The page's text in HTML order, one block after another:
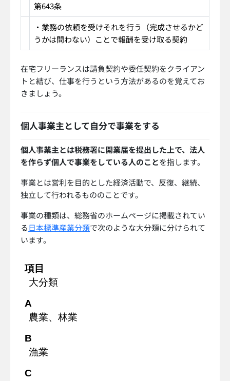
第643条
・業務の依頼を受けそれを行う（完成させるかど
うかは問わない）ことで報酬を受け取る契約
在宅フリーランスは請負契約や委任契約をクライアン
トと結び、仕事を行うという方法があるのを覚えてお
きましょう。
個人事業主として自分で事業をする
個人事業主とは税務署に開業届を提出した上で、法人
を作らず個人で事業をしている人のことを指します。
事業とは営利を目的とした経済活動で、反復、継続、
独立して行われるもののことです。
事業の種類は、総務省のホームページに掲載されてい
る日本標準産業分類で次のような大分類に分けられて
います。
項目
大分類
A
農業、林業
B
漁業
C